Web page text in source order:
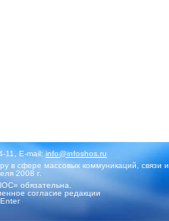
11, E-mail:info@infoshos.ru
в сфере массовых коммуникаций, связи и
2008 г.
обязательна.
согласие редакции